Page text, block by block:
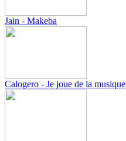
Jain - Makeba
Calogero - Je joue de la musique